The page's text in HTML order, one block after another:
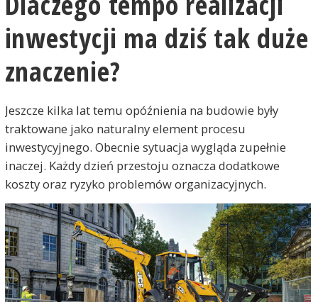
inwestycji ma dziś tak duże
znaczenie?
Jeszcze kilka lat temu opóźnienia na budowie były
traktowane jako naturalny element procesu
inwestycyjnego. Obecnie sytuacja wygląda zupełnie
inaczej. Każdy dzień przestoju oznacza dodatkowe
koszty oraz ryzyko problemów organizacyjnych.